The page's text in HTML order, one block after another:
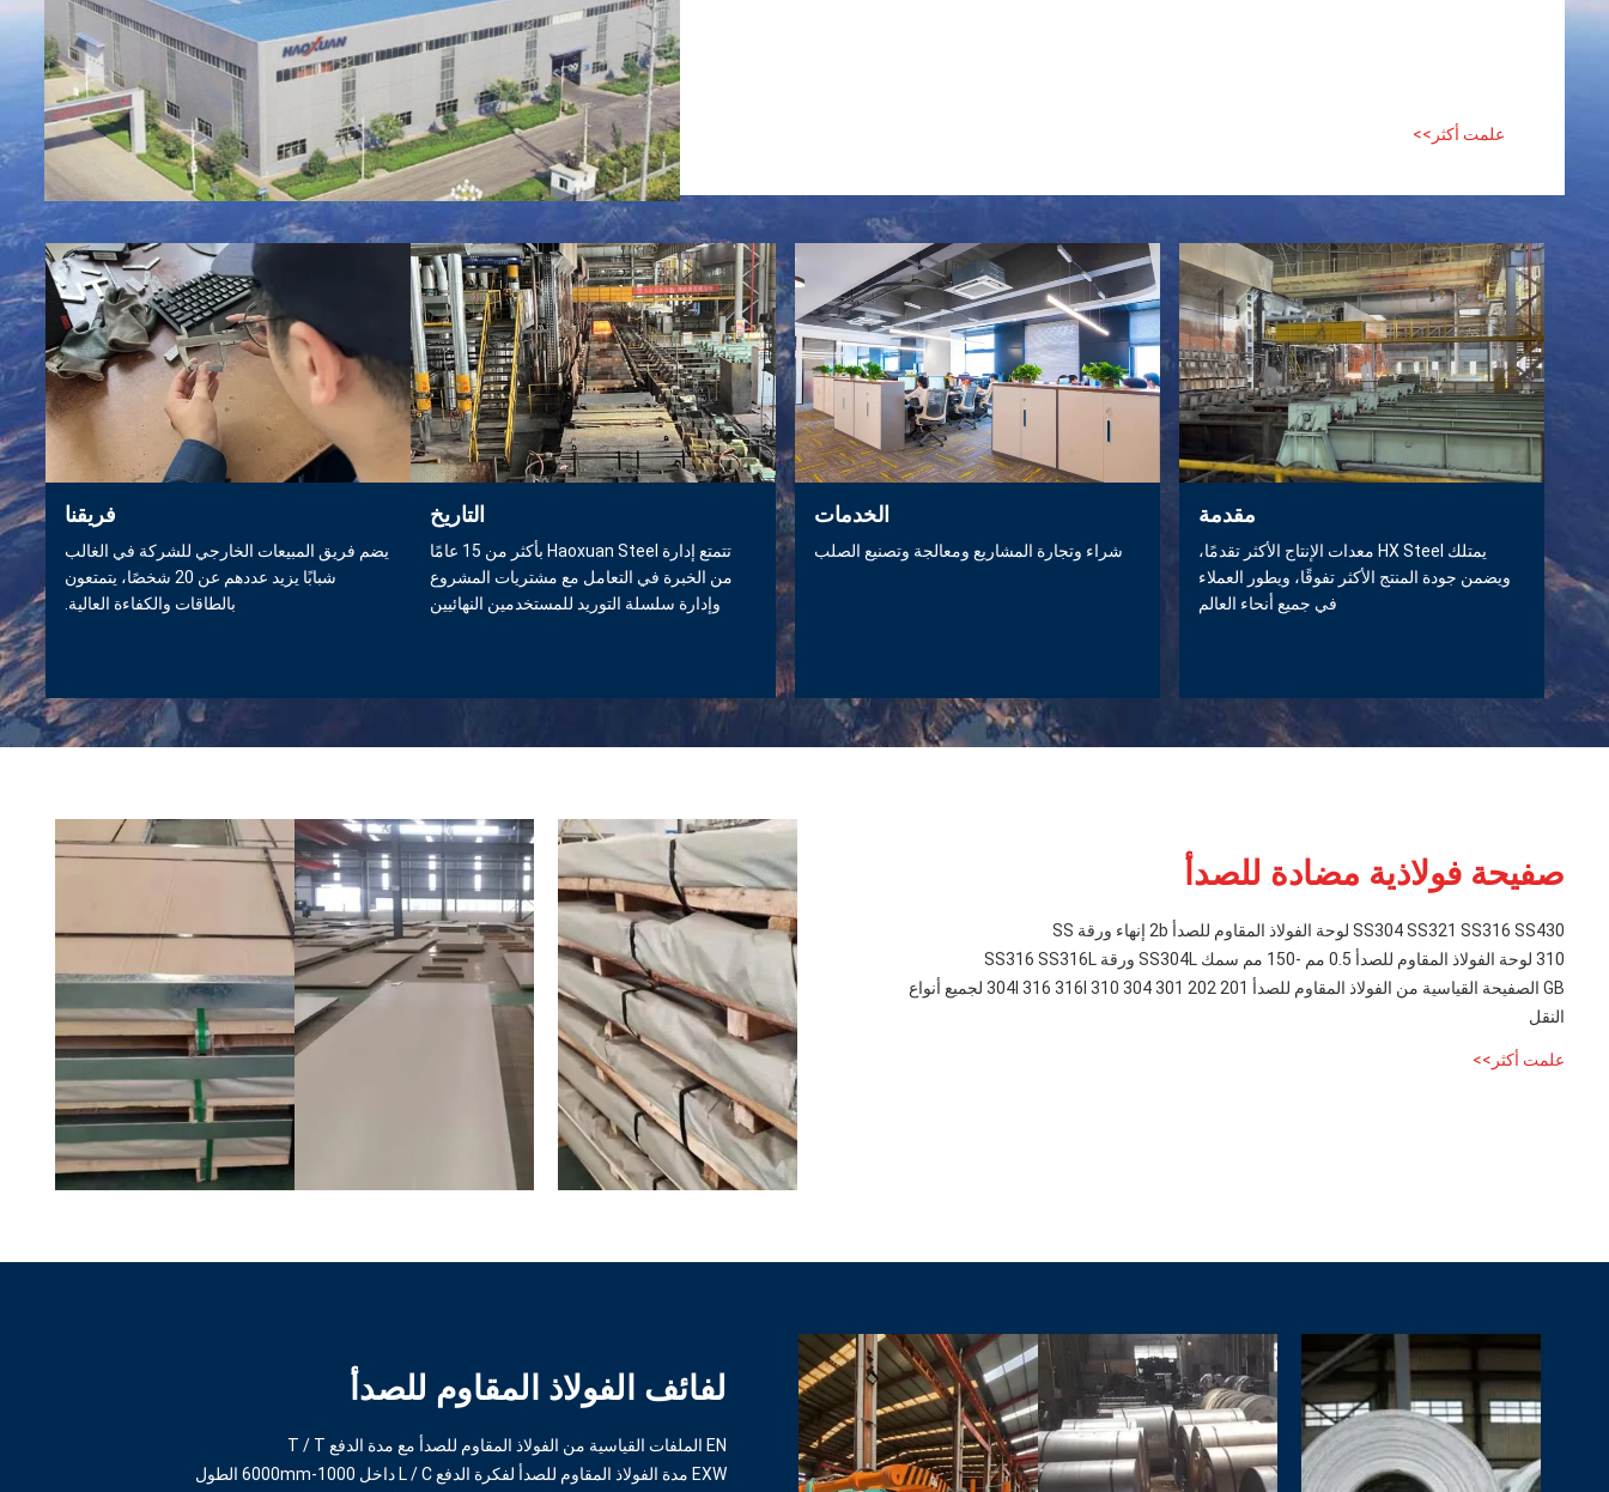
علمت أكثر>>
مقدمة
يمتلك HX Steel معدات الإنتاج الأكثر تقدمًا،
ويضمن جودة المنتج الأكثر تفوقًا، ويطور العملاء
في جميع أنحاء العالم
الخدمات
شراء وتجارة المشاريع ومعالجة وتصنيع الصلب
التاريخ
تتمتع إدارة Haoxuan Steel بأكثر من 15 عامًا
من الخبرة في التعامل مع مشتريات المشروع
وإدارة سلسلة التوريد للمستخدمين النهائيين
فريقنا
يضم فريق المبيعات الخارجي للشركة في الغالب
شبابًا يزيد عددهم عن 20 شخصًا، يتمتعون
بالطاقات والكفاءة العالية.
صفيحة فولاذية مضادة للصدأ
SS304 SS321 SS316 SS430 لوحة الفولاذ المقاوم للصدأ 2b إنهاء ورقة SS
310 لوحة الفولاذ المقاوم للصدأ 0.5 مم -150 مم سمك SS304L ورقة SS316 SS316L
GB الصفيحة القياسية من الفولاذ المقاوم للصدأ 201 202 301 304 304l 316 316l 310 لجميع أنواع
النقل
علمت أكثر>>
لفائف الفولاذ المقاوم للصدأ
EN الملفات القياسية من الفولاذ المقاوم للصدأ مع مدة الدفع T / T
EXW مدة الفولاذ المقاوم للصدأ لفكرة الدفع L / C داخل 1000-6000mm الطول